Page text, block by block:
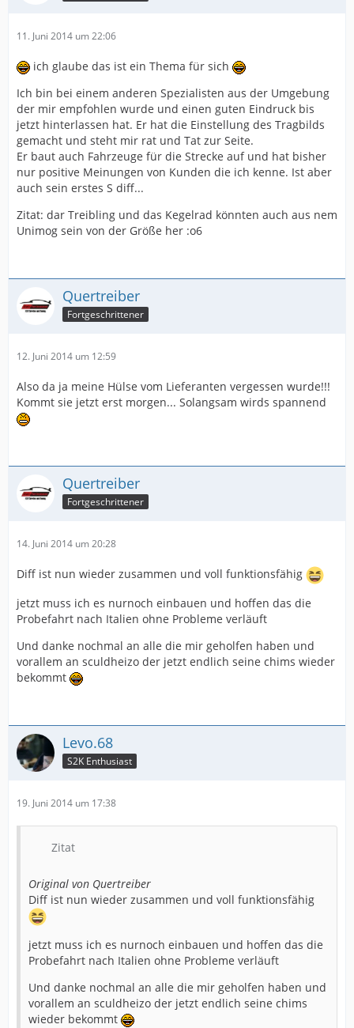
11. Juni 2014 um 22:06
ich glaube das ist ein Thema für sich
Ich bin bei einem anderen Spezialisten aus der Umgebung
der mir empfohlen wurde und einen guten Eindruck bis
jetzt hinterlassen hat. Er hat die Einstellung des Tragbilds
gemacht und steht mir rat und Tat zur Seite.
Er baut auch Fahrzeuge für die Strecke auf und hat bisher
nur positive Meinungen von Kunden die ich kenne. Ist aber
auch sein erstes S diff...
Zitat: dar Treibling und das Kegelrad könnten auch aus nem
Unimog sein von der Größe her :o6
Quertreiber
Fortgeschrittener
12. Juni 2014 um 12:59
Also da ja meine Hülse vom Lieferanten vergessen wurde!!!
Kommt sie jetzt erst morgen... Solangsam wirds spannend
Quertreiber
Fortgeschrittener
14. Juni 2014 um 20:28
Diff ist nun wieder zusammen und voll funktionsfähig
jetzt muss ich es nurnoch einbauen und hoffen das die
Probefahrt nach Italien ohne Probleme verläuft
Und danke nochmal an alle die mir geholfen haben und
vorallem an sculdheizo der jetzt endlich seine chims wieder
bekommt
Levo.68
S2K Enthusiast
19. Juni 2014 um 17:38
Zitat
Original von Quertreiber
Diff ist nun wieder zusammen und voll funktionsfähig
jetzt muss ich es nurnoch einbauen und hoffen das die
Probefahrt nach Italien ohne Probleme verläuft
Und danke nochmal an alle die mir geholfen haben und
vorallem an sculdheizo der jetzt endlich seine chims
wieder bekommt